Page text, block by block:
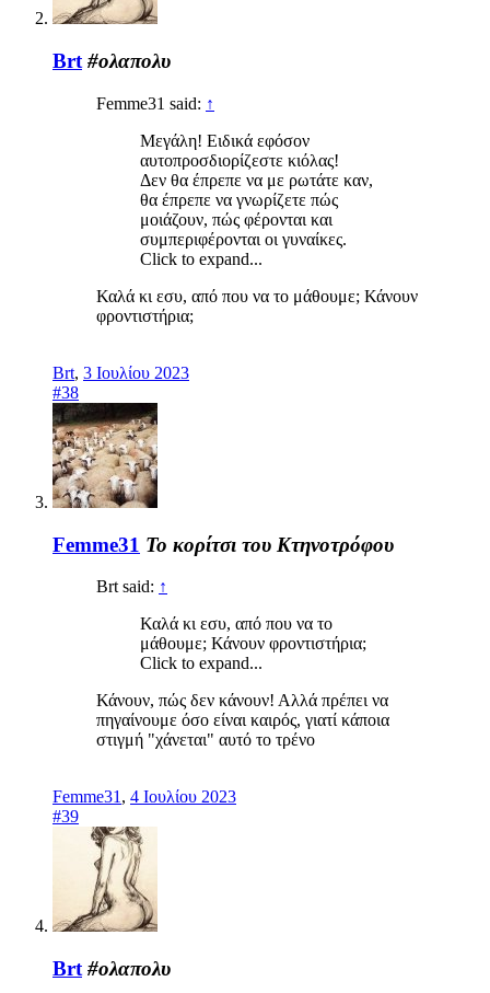
Brt #ολαπολυ
Femme31 said: ↑
Μεγάλη! Ειδικά εφόσον
αυτοπροσδιορίζεστε κιόλας!
Δεν θα έπρεπε να με ρωτάτε καν,
θα έπρεπε να γνωρίζετε πώς
μοιάζουν, πώς φέρονται και
συμπεριφέρονται οι γυναίκες.
Click to expand...
Καλά κι εσυ, από που να το μάθουμε; Κάνουν
φροντιστήρια;
Brt, 3 Ιουλίου 2023
#38
Femme31 Το κορίτσι του Κτηνοτρόφου
Brt said: ↑
Καλά κι εσυ, από που να το
μάθουμε; Κάνουν φροντιστήρια;
Click to expand...
Κάνουν, πώς δεν κάνουν! Αλλά πρέπει να
πηγαίνουμε όσο είναι καιρός, γιατί κάποια
στιγμή "χάνεται" αυτό το τρένο
Femme31 , 4 Ιουλίου 2023
#39
Brt #ολαπολυ